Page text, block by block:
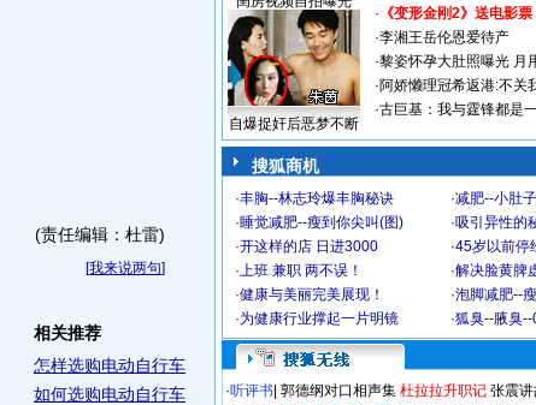
(责任编辑：杜雷)
[我来说两句]
相关推荐
怎样选购电动自行车
如何选购电动自行车
自爆捉奸后恶梦不断
· 《变形金刚2》送电影票
·李湘王岳伦恩爱待产
·黎姿怀孕大肚照曝光 月
·阿娇懒理冠希返港:不关
·古巨基：我与霆锋都是
搜狐商机
·丰胸--林志玲爆丰胸秘诀 ·减肥--小肚
·睡觉减肥--瘦到你尖叫(图) ·吸引异性的
·开这样的店 日进3000 ·45岁以前停
·上班 兼职 两不误！ ·解决脸黄脾
·健康与美丽完美展现！ ·泡脚减肥--
·为健康行业撑起一片明镜 ·狐臭--腋臭
·听评书 郭德纲对口相声集 杜拉拉升职记 张震